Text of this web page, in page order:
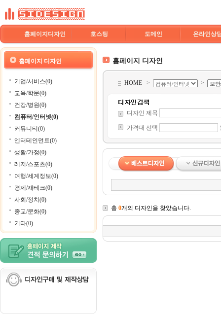
홈페이지디자인 호스팅 도메인 온라인상
홈페이지 디자인
기업/서비스(0)
교육/학문(0)
건강/병원(0)
컴퓨터/인터넷(0)
커뮤니티(0)
엔터테인먼트(0)
생활/가정(0)
레저/스포츠(0)
여행/세계정보(0)
경제/재테크(0)
사회/정치(0)
종교/문화(0)
기타(0)
홈페이지 디자인
HOME > >
디자인 제목
가격대 선택
총 0개의 디자인을 찾았습니다.